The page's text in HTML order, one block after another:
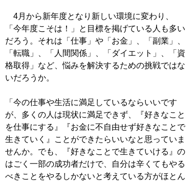
4月から新年度となり新しい環境に変わり、
「今年度こそは！」と目標を掲げている人も多い
だろう。それは「仕事」や「お金」、「副業」、
「転職」、「人間関係」、「ダイエット」、「資
格取得」など、悩みを解決するための挑戦ではな
いだろうか。
「今の仕事や生活に満足しているならいいです
が、多くの人は現状に満足できず、『好きなこと
を仕事にする』『お金に不自由せず好きなことで
生きていく』ことができたらいいなと思っていま
せんか。でも、『好きなことで生きていける』の
はごく一部の成功者だけで、自分は辛くてもやる
べきことをやるしかないと考えている方がほとん